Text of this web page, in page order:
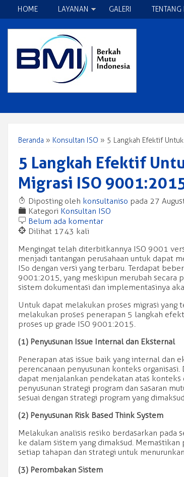
HOME LAYANAN GALERI TENTANG
Beranda » Konsultan ISO » 5 Langkah Efektif
5 Langkah Efektif
Migrasi ISO
T Diposting oleh konsultaniso pada 27
F Kategori Konsultan ISO
b Belum ada komentar
@ Dilihat 1743 kali
Mengingat telah diterbitkannya ISO 9001
menjadi tantangan perusahaan untuk dapat
ISo dengan versi yang terbaru. Terdapat
9001:2015, yang meskipun merubah secara
sistem dokumentasi dan implementasinya
Untuk dapat melakukan proses migrasi yang
melakukan proses penerapan 5 langkah
proses up grade ISO 9001:2015.
(1) Penyusunan Issue Internal dan Eksternal
Penerapan atas issue baik yang internal dan
perencanaan penyusunan konteks organisasi.
dapat menjalankan pendekatan atas konteks
penyusunan strategi program dan sasaran
sesuai dengan strategi program yang
(2) Penyusunan Risk Based Think System
Melakukan analisis resiko berdasarkan pada
ke dalam sistem yang dimaksud.
setiap tahapan dan strategi untuk
(3) Perombakan Sistem